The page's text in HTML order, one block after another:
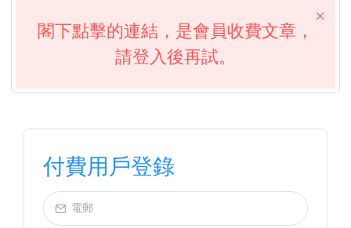
閣下點擊的連結，是會員收費文章，
請登入後再試。
付費用戶登錄